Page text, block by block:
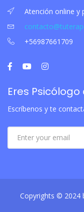
Atención online y
+56987661709
Eres
Escríbenos y te
Copyrights © 2024